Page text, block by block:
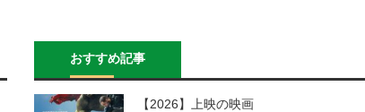
おすすめ記事
【2026】上映の映画